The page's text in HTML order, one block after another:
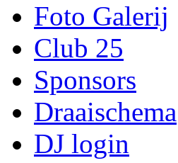
Foto Galerij
Club 25
Sponsors
Draaischema
DJ login